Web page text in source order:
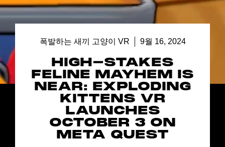
폭발하는 새끼 고양이 VR 9월 16, 2024
HIGH-STAKES
FELINE MAYHEM IS
NEAR: EXPLODING
KITTENS VR
LAUNCHES
OCTOBER 3 ON
META QUEST